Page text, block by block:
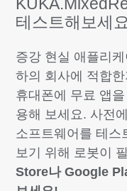
테스트해보세
증강 현실 애플리
하의 회사에 적합
휴대폰에 무료 앱
용해 보세요. 사전
소프트웨어를 테스
보기 위해 로봇이
Store나 Google